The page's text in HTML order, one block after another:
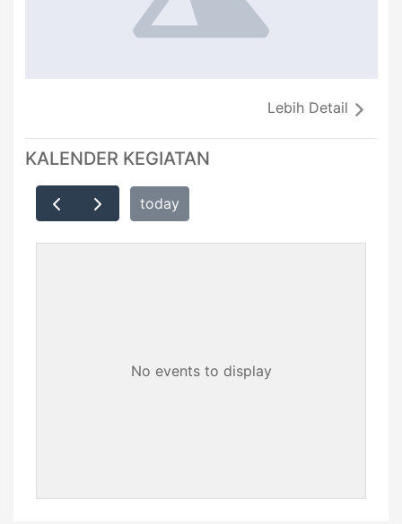
Lebih Detail
KALENDER KEGIATAN
today
No events to display